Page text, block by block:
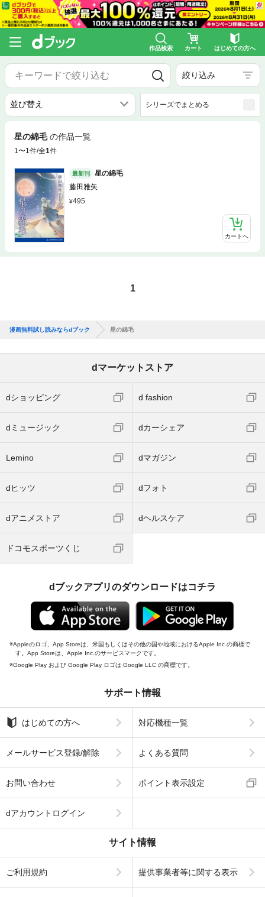
作品検索 カート はじめての方へ
絞り込み
シリーズでまとめる
星の綿毛 の作品一覧
1〜1件/全1件
最新刊
星の綿毛
藤田雅矢
495
カートへ
1
漫画無料試し読みならdブック 星の綿毛
dマーケットストア
dショッピング d fashion
dミュージック dカーシェア
Lemino dマガジン
dヒッツ dフォト
dアニメストア dヘルスケア
ドコモスポーツくじ
dブックアプリのダウンロードはコチラ
Appleのロゴ、App Storeは、米国もしくはその他の国や地域におけるApple Inc.の商標で
す。App Storeは、Apple Inc.のサービスマークです。
Google Play および Google Play ロゴは Google LLC の商標です。
サポート情報
はじめての方へ 対応機種一覧
メールサービス登録/解除 よくある質問
お問い合わせ ポイント表示設定
dアカウントログイン
サイト情報
ご利用規約 提供事業者等に関する表示